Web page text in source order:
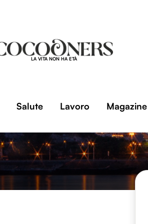
LA VITA NON HA ETÀ
Salute Lavoro Magazine